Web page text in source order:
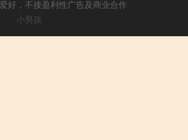
好，不接盈利性广告及商业合作
小男孩